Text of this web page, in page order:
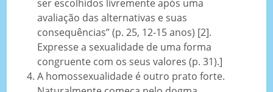
ser escolhidos livremente após uma
avaliação das alternativas e suas
consequências” (p. 25, 12-15 anos) [2].
Expresse a sexualidade de uma forma
congruente com os seus valores (p. 31).]
A homossexualidade é outro prato forte.